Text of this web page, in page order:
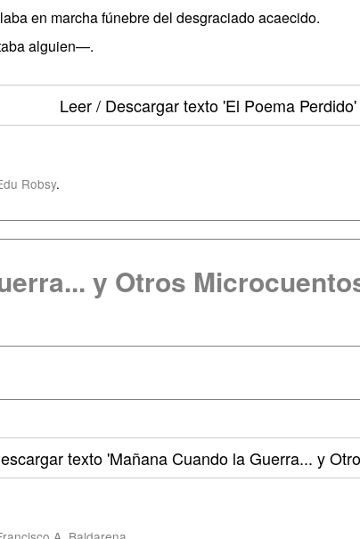
en marcha fúnebre del desgraciado acaecido.
alguien—.
Leer / Descargar texto'El Poema Perdido'
Robsy.
y Otros
texto'Mañana Cuando la Guerra... y